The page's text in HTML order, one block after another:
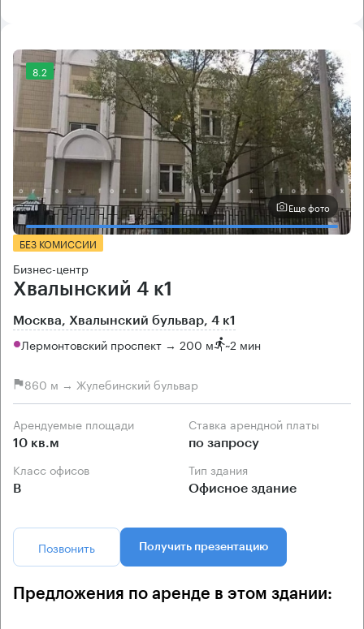
8.2
Еще фото
БЕЗ КОМИССИИ
Бизнес-центр
Хвалынский 4 к1
Москва, Хвалынский бульвар, 4 к1
Лермонтовский проспект → 200 м ~2 мин
860 м → Жулебинский бульвар
Арендуемые площади
10 кв.м
Ставка арендной платы
по запросу
Класс офисов
B
Тип здания
Офисное здание
Позвонить Получить презентацию
Предложения по аренде в этом здании: